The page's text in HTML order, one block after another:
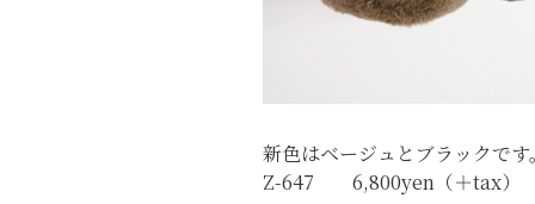
新色はベージュとブラックです
Z-647 6,800yen（＋tax）